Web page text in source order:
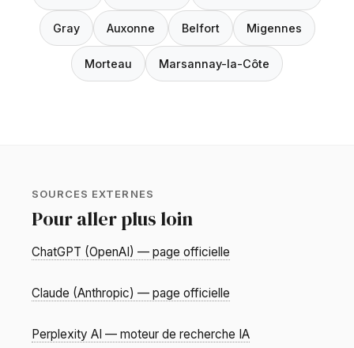
Gray Auxonne Belfort Migennes
Morteau Marsannay-la-Côte
SOURCES EXTERNES
Pour aller plus loin
ChatGPT (OpenAI) — page officielle
Claude (Anthropic) — page officielle
Perplexity AI — moteur de recherche IA